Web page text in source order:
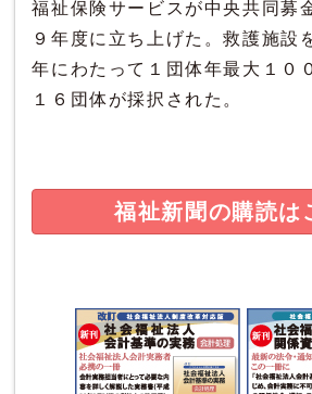
福祉保険サービスが中央共同募
９年度に立ち上げた。救護施設
年にわたって１団体年最大１０
１６団体が採択された。
福祉新聞の購読は